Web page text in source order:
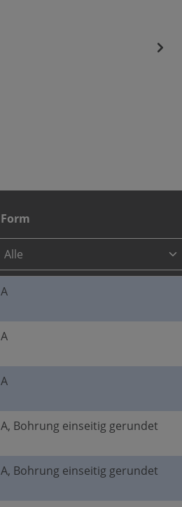
Form
A
A
A
A, Bohrung einseitig gerundet
A, Bohrung einseitig gerundet